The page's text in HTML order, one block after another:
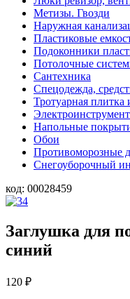
Метизы. Гвозди
Наружная
Пластиковые
Подоконники
Потолочные
Сантехника
Спецодежда,
Тротуарная
Напольные
Обои
Противоморозные
Снегоуборочный
код: 00028459
Заглушка для
синий
120 ₽